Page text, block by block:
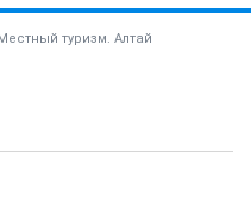
туризм. Алтай